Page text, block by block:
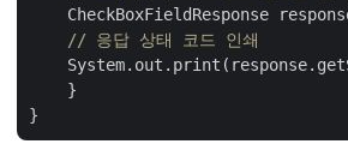
CheckBoxFieldResponse
// 응답 상태 코드 인쇄
    }